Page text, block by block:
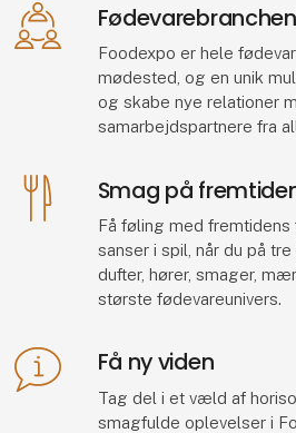
Foodexpo er hele
mødested, og en unik
og skabe nye relationer
samarbejdspartnere fra
Smag på
Få føling med
sanser i spil, når du på
dufter, hører, smager,
største fødevareunivers.
Få ny viden
Tag del i et væld af
smagfulde oplevelser i